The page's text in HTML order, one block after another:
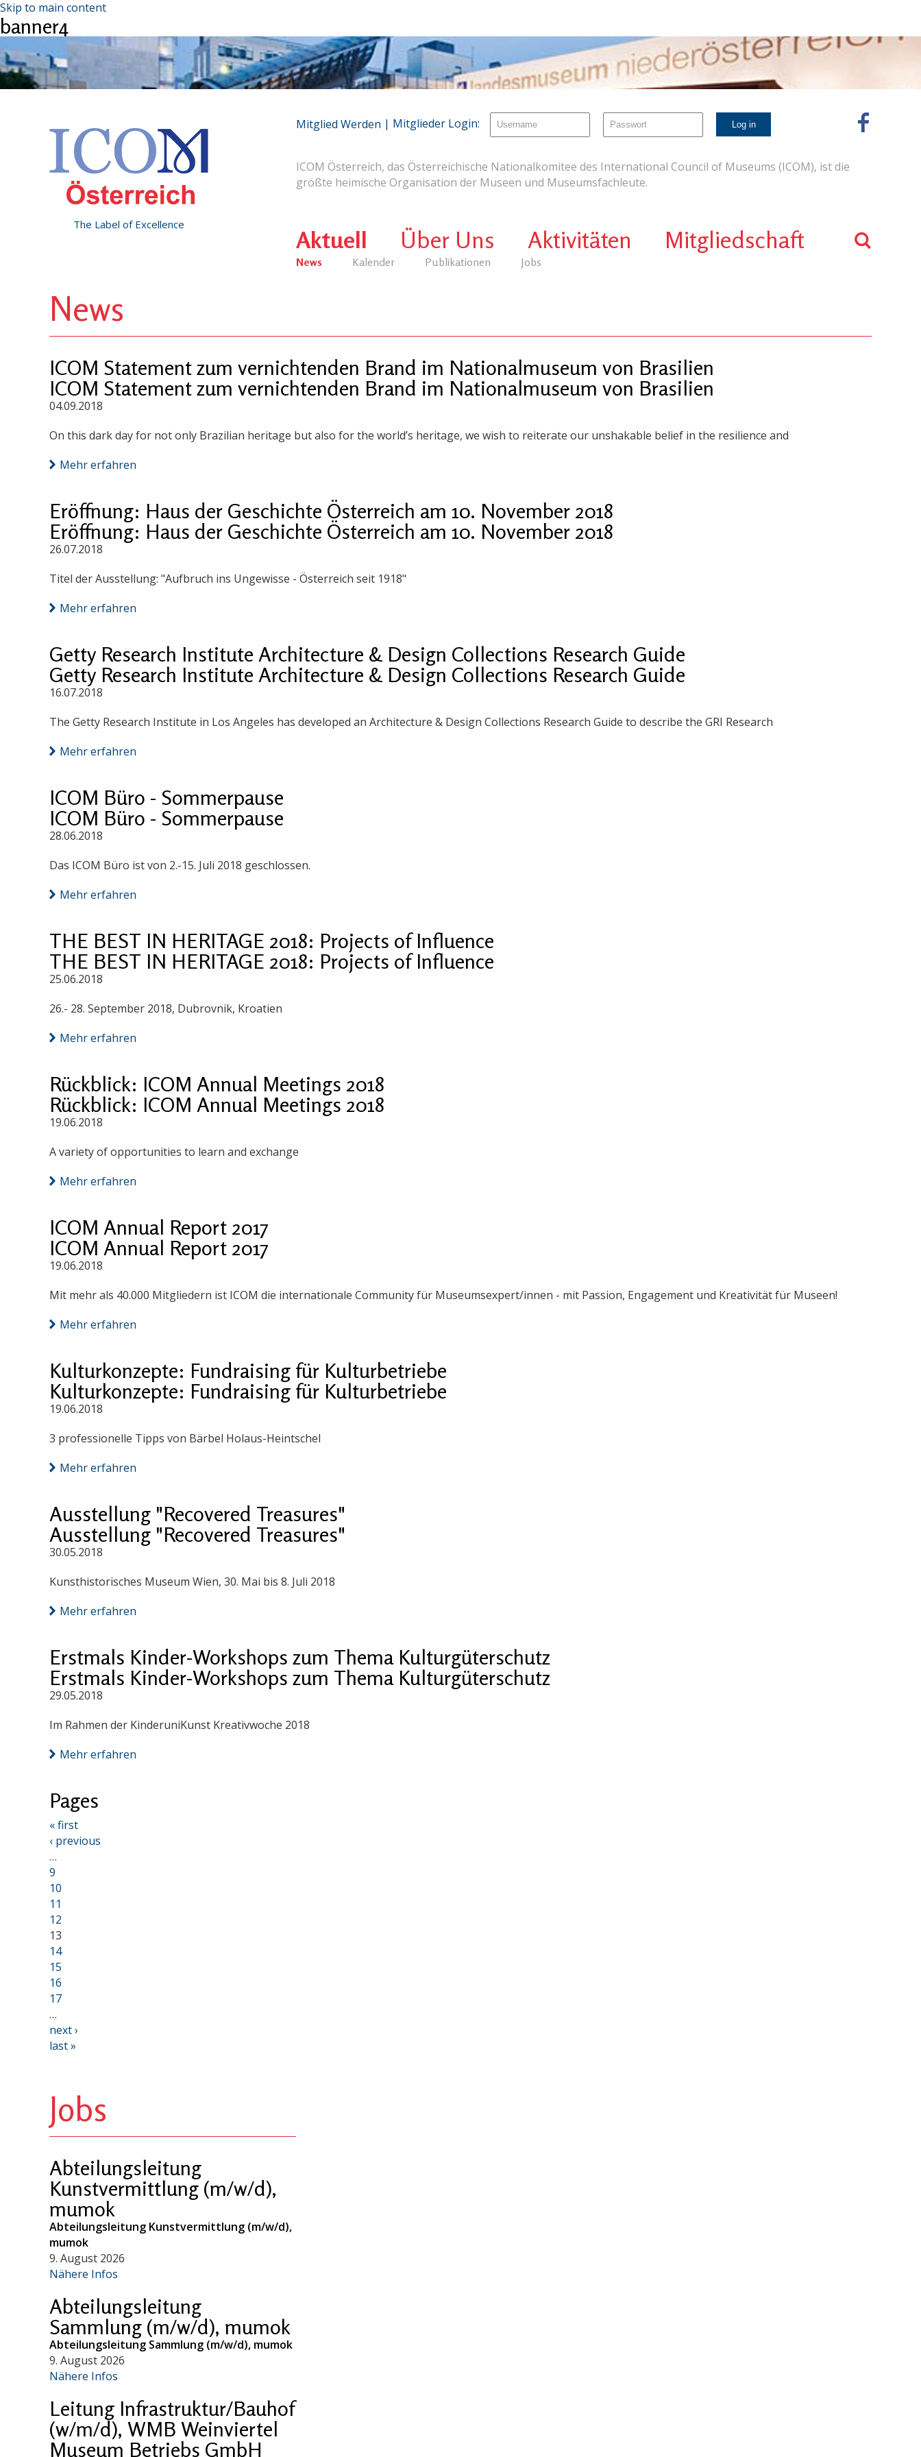
Skip to main content
banner4
The Label of Excellence
ICOM Österreich, das Österreichische Nationalkomitee des International Council of Museums (ICOM), ist die
größte heimische Organisation der Museen und Museumsfachleute.
Aktuell
News Kalender Publikationen Jobs
Über Uns Aktivitäten Mitgliedschaft
Mitglied Werden | Mitglieder Login:
News
ICOM Statement zum vernichtenden Brand im Nationalmuseum von Brasilien
ICOM Statement zum vernichtenden Brand im Nationalmuseum von Brasilien
04.09.2018
On this dark day for not only Brazilian heritage but also for the world’s heritage, we wish to reiterate our unshakable belief in the resilience and
Mehr erfahren
Eröffnung: Haus der Geschichte Österreich am 10. November 2018
Eröffnung: Haus der Geschichte Österreich am 10. November 2018
26.07.2018
Titel der Ausstellung: "Aufbruch ins Ungewisse - Österreich seit 1918"
Mehr erfahren
Getty Research Institute Architecture & Design Collections Research Guide
Getty Research Institute Architecture & Design Collections Research Guide
16.07.2018
The Getty Research Institute in Los Angeles has developed an Architecture & Design Collections Research Guide to describe the GRI Research
Mehr erfahren
ICOM Büro - Sommerpause
ICOM Büro - Sommerpause
28.06.2018
Das ICOM Büro ist von 2.-15. Juli 2018 geschlossen.
Mehr erfahren
THE BEST IN HERITAGE 2018: Projects of Influence
THE BEST IN HERITAGE 2018: Projects of Influence
25.06.2018
26.- 28. September 2018, Dubrovnik, Kroatien
Mehr erfahren
Rückblick: ICOM Annual Meetings 2018
Rückblick: ICOM Annual Meetings 2018
19.06.2018
A variety of opportunities to learn and exchange
Mehr erfahren
ICOM Annual Report 2017
ICOM Annual Report 2017
19.06.2018
Mit mehr als 40.000 Mitgliedern ist ICOM die internationale Community für Museumsexpert/innen - mit Passion, Engagement und Kreativität für Museen!
Mehr erfahren
Kulturkonzepte: Fundraising für Kulturbetriebe
Kulturkonzepte: Fundraising für Kulturbetriebe
19.06.2018
3 professionelle Tipps von Bärbel Holaus-Heintschel
Mehr erfahren
Ausstellung "Recovered Treasures"
Ausstellung "Recovered Treasures"
30.05.2018
Kunsthistorisches Museum Wien, 30. Mai bis 8. Juli 2018
Mehr erfahren
Erstmals Kinder-Workshops zum Thema Kulturgüterschutz
Erstmals Kinder-Workshops zum Thema Kulturgüterschutz
29.05.2018
Im Rahmen der KinderuniKunst Kreativwoche 2018
Mehr erfahren
Pages
« first
‹ previous
…
9
10
11
12
13
14
15
16
17
…
next ›
last »
Jobs
Abteilungsleitung
Kunstvermittlung (m/w/d),
mumok
Abteilungsleitung Kunstvermittlung (m/w/d),
mumok
9. August 2026
Nähere Infos
Abteilungsleitung
Sammlung (m/w/d), mumok
Abteilungsleitung Sammlung (m/w/d), mumok
9. August 2026
Nähere Infos
Leitung Infrastruktur/Bauhof
(w/m/d), WMB Weinviertel
Museum Betriebs GmbH